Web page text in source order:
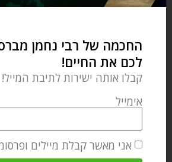
מאמר הבא
החכמה של רבי נחמן
לכם את החיים!
קבלו אותה ישירות לתיבת המייל!
אימייל
אני מאשר קבלת מיילים